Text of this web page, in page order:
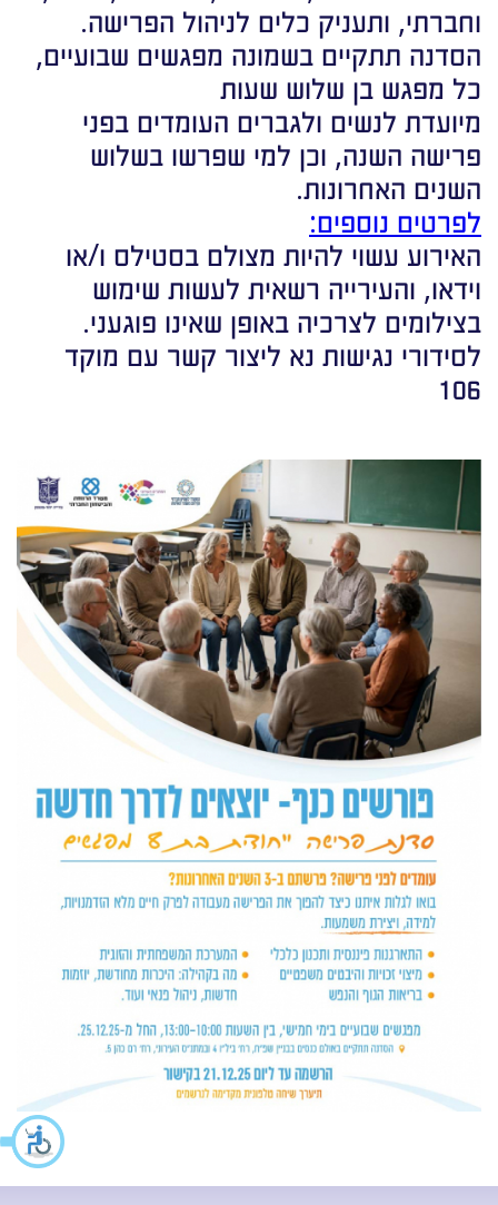
וחברתי, ותעניק כלים לניהול הפרישה.
הסדנה תתקיים בשמונה מפגשים שבועיים,
כל מפגש בן שלוש שעות
מיועדת לנשים ולגברים העומדים בפני
פרישה השנה, וכן למי שפרשו בשלוש
השנים האחרונות.
לפרטים נוספים:
האירוע עשוי להיות מצולם בסטילס ו/או
וידאו, והעירייה רשאית לעשות שימוש
בצילומים לצרכיה באופן שאינו פוגעני.
לסידורי נגישות נא ליצור קשר עם מוקד
106